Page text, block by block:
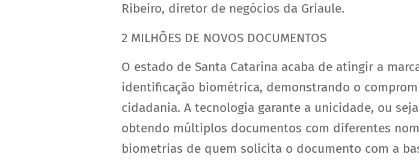
Ribeiro, diretor de negócios da Griaule.
2 MILHÕES DE NOVOS DOCUMENTOS
O estado de Santa Catarina acaba de atingir a
identificação biométrica, demonstrando o
cidadania. A tecnologia garante a unicidade, ou
obtendo múltiplos documentos com diferentes
biometrias de quem solicita o documento com a